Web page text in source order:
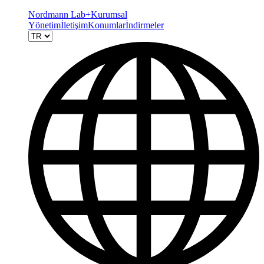
Nordmann Lab+Kurumsal
YönetimİletişimKonumlarİndirmeler